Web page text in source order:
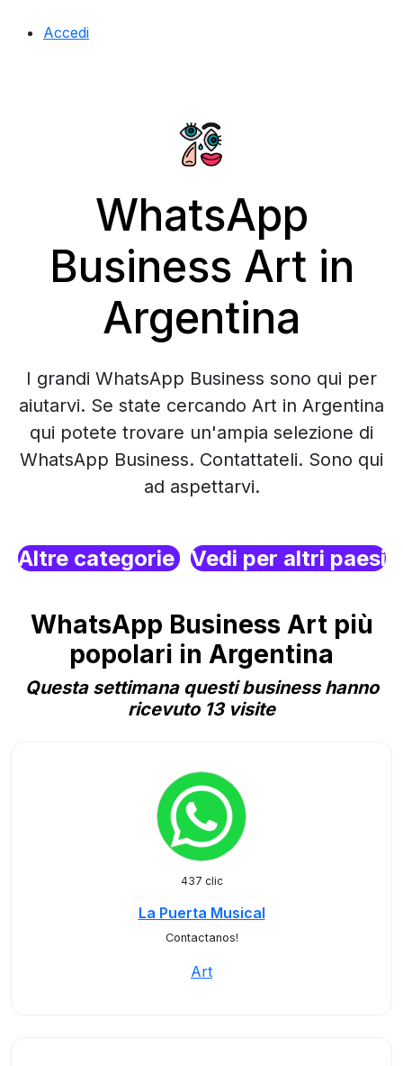
Accedi
WhatsApp
Business Art in
Argentina
I grandi WhatsApp Business sono qui per
aiutarvi. Se state cercando Art in Argentina
qui potete trovare un'ampia selezione di
WhatsApp Business. Contattateli. Sono qui
ad aspettarvi.
Altre categorie Vedi per altri paesi
WhatsApp Business Art più
popolari in Argentina
Questa settimana questi business hanno
ricevuto 13 visite
437 clic
La Puerta Musical
Contactanos!
Art